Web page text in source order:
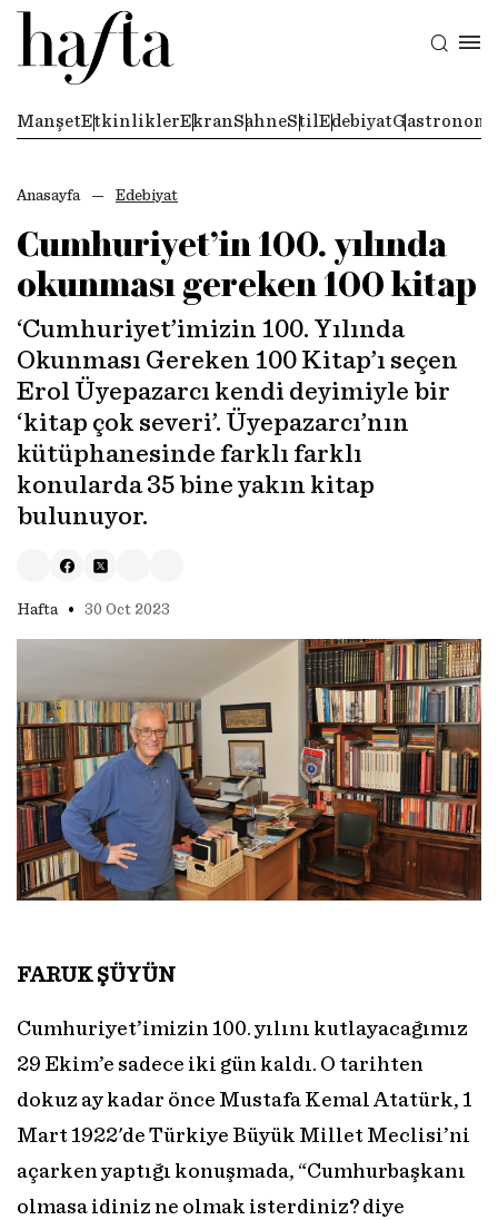
ManşetEtkinliklerEkranSahneStil EdebiyatGastronomi
Anasayfa Edebiyat
Cumhuriyet’in 100. yılında
okunması gereken 100 kitap
‘Cumhuriyet’imizin 100. Yılında
Okunması Gereken 100 Kitap’ı seçen
Erol Üyepazarcı kendi deyimiyle bir
‘kitap çok severi’. Üyepazarcı’nın
kütüphanesinde farklı farklı
konularda 35 bine yakın kitap
bulunuyor.
Hafta • 30 Oct 2023
FARUK ŞÜYÜN
Cumhuriyet’imizin 100. yılını kutlayacağımız
29 Ekim’e sadece iki gün kaldı. O tarihten
dokuz ay kadar önce Mustafa Kemal Atatürk, 1
Mart 1922'de Türkiye Büyük Millet Meclisi’ni
açarken yaptığı konuşmada, “Cumhurbaşkanı
olmasa idiniz ne olmak isterdiniz? diye